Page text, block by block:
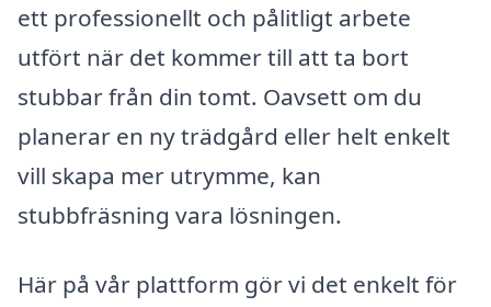
ett professionellt och pålitligt arbete
utfört när det kommer till att ta bort
stubbar från din tomt. Oavsett om du
planerar en ny trädgård eller helt enkelt
vill skapa mer utrymme, kan
stubbfräsning vara lösningen.
Här på vår plattform gör vi det enkelt för